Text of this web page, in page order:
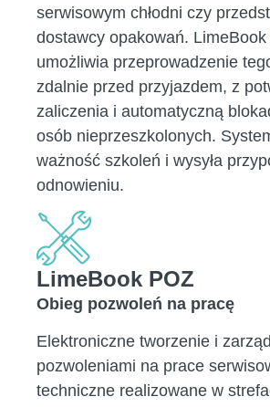
serwisowym chłodni czy
dostawcy opakowań. LimeBook
umożliwia przeprowadzenie
zdalnie przed przyjazdem, z
zaliczenia i automatyczną
osób nieprzeszkolonych.
ważność szkoleń i wysyła
odnowieniu.
LimeBook POZ
Obieg pozwoleń na pracę
Elektroniczne tworzenie i
pozwoleniami na prace
techniczne realizowane w